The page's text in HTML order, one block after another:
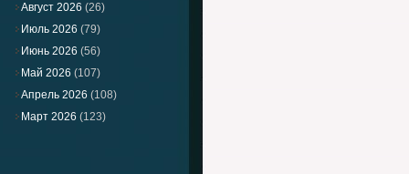
Август 2026 (26)
Июль 2026 (79)
Июнь 2026 (56)
Май 2026 (107)
Апрель 2026 (108)
Март 2026 (123)